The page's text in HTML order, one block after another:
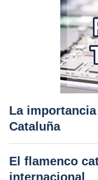
La
Cataluña
El flamenco
internacional